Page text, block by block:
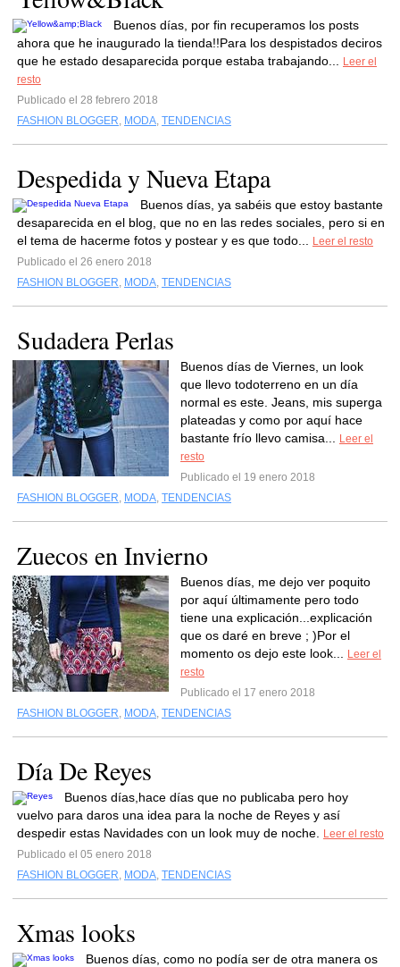
Buenos días, por fin recuperamos los posts
ahora que he inaugurado la tienda!!Para los despistados deciros
que he estado desaparecida porque estaba trabajando...
Leer el
resto
Publicado el 28 febrero 2018
FASHION BLOGGER, MODA, TENDENCIAS
Despedida y Nueva Etapa
Buenos días, ya sabéis que estoy bastante
desaparecida en el blog, que no en las redes sociales, pero si en
el tema de hacerme fotos y postear y es que todo...
Leer el resto
Publicado el 26 enero 2018
FASHION BLOGGER, MODA, TENDENCIAS
Sudadera Perlas
Buenos días de Viernes, un look
que llevo todoterreno en un día
normal es este. Jeans, mis superga
plateadas y como por aquí hace
bastante frío llevo camisa...
Leer el
resto
Publicado el 19 enero 2018
FASHION BLOGGER, MODA, TENDENCIAS
Zuecos en Invierno
Buenos días, me dejo ver poquito
por aquí últimamente pero todo
tiene una explicación...explicación
que os daré en breve ; )Por el
momento os dejo este look...
Leer el
resto
Publicado el 17 enero 2018
FASHION BLOGGER, MODA, TENDENCIAS
Día De Reyes
Buenos días,hace días que no publicaba pero hoy
vuelvo para daros una idea para la noche de Reyes y así
despedir estas Navidades con un look muy de noche.
Leer el resto
Publicado el 05 enero 2018
FASHION BLOGGER, MODA, TENDENCIAS
Xmas looks
Buenos días, como no podía ser de otra manera os